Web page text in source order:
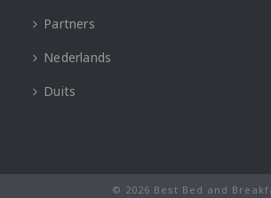
Partners
Nederlands
Duits
© 2026 Best Bed and